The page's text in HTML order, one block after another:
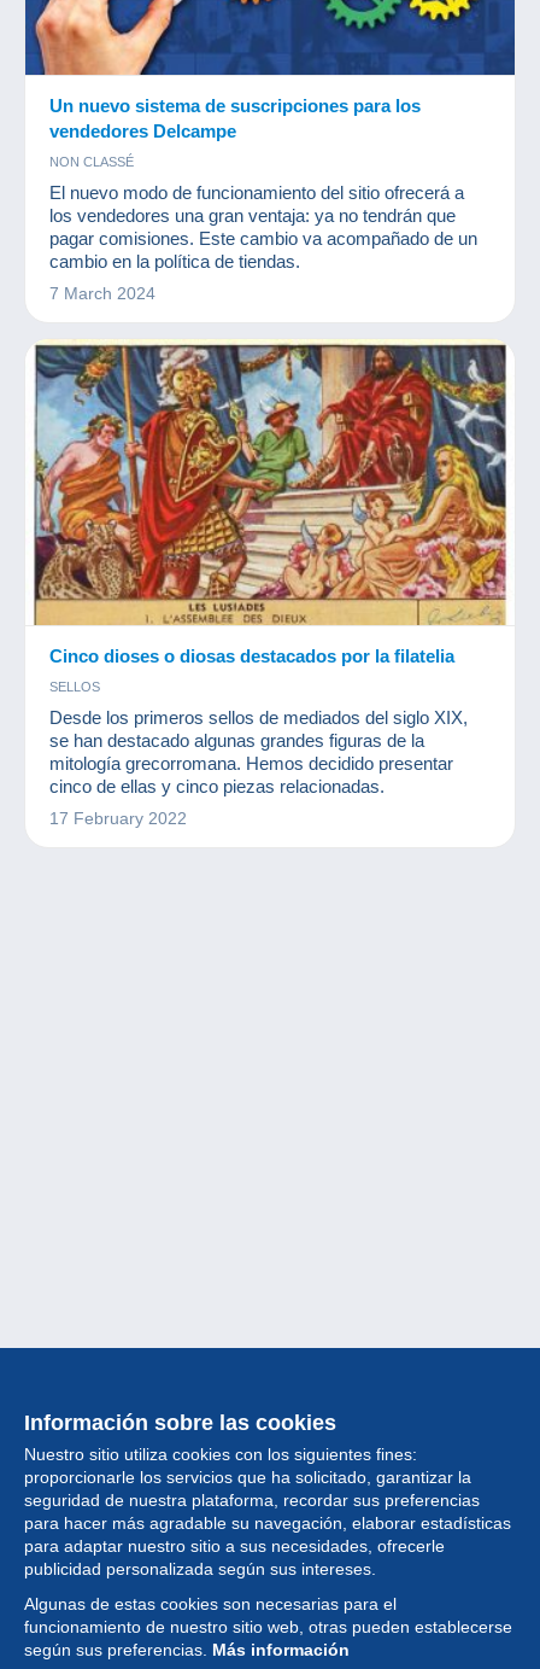
Un nuevo sistema de suscripciones para los
vendedores Delcampe
NON CLASSÉ
El nuevo modo de funcionamiento del sitio ofrecerá a
los vendedores una gran ventaja: ya no tendrán que
pagar comisiones. Este cambio va acompañado de un
cambio en la política de tiendas.
7 March 2024
Cinco dioses o diosas destacados por la filatelia
SELLOS
Desde los primeros sellos de mediados del siglo XIX,
se han destacado algunas grandes figuras de la
mitología grecorromana. Hemos decidido presentar
cinco de ellas y cinco piezas relacionadas.
17 February 2022
Información sobre las cookies
Nuestro sitio utiliza cookies con los siguientes fines:
proporcionarle los servicios que ha solicitado, garantizar la
seguridad de nuestra plataforma, recordar sus preferencias
para hacer más agradable su navegación, elaborar estadísticas
para adaptar nuestro sitio a sus necesidades, ofrecerle
publicidad personalizada según sus intereses.
Algunas de estas cookies son necesarias para el
funcionamiento de nuestro sitio web, otras pueden establecerse
según sus preferencias. Más información
Colección
Noticias
Funcionalidad